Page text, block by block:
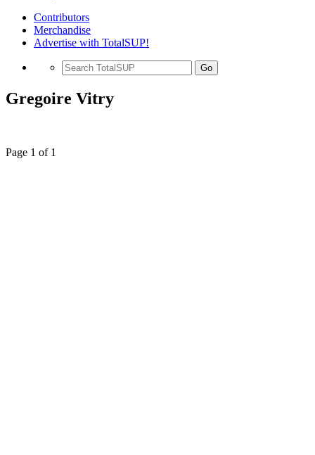
Contributors
Merchandise
Advertise with TotalSUP!
Go
Gregoire Vitry
Page 1 of 1